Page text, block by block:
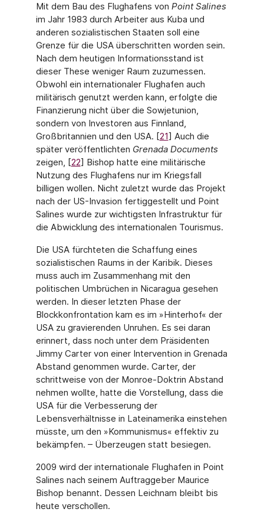
Mit dem Bau des Flughafens von Point Salines
im Jahr 1983 durch Arbeiter aus Kuba und
anderen sozialistischen Staaten soll eine
Grenze für die USA überschritten worden sein.
Nach dem heutigen Informationsstand ist
dieser These weniger Raum zuzumessen.
Obwohl ein internationaler Flughafen auch
militärisch genutzt werden kann, erfolgte die
Finanzierung nicht über die Sowjetunion,
sondern von Investoren aus Finnland,
Großbritan­nien und den USA. [​​​​​​​21] Auch die
später veröffentlichten Grenada Documents
zeigen, [22] Bishop hatte eine militärische
Nutzung des Flughafens nur im Kriegsfall
billigen wollen. Nicht zuletzt wurde das Projekt
nach der US-Invasion fertiggestellt und Point
Salines wurde zur wichtigsten Infrastruktur für
die Abwicklung des internationalen Tourismus.
Die USA fürchteten die Schaffung eines
sozialistischen Raums in der Karibik. Dieses
muss auch im Zusammenhang mit den
politischen Umbrüchen in Nicaragua gesehen
werden. In dieser letzten Phase der
Blockkonfrontation kam es im »Hinterhof« der
USA zu gravieren­den Unruhen. Es sei daran
erinnert, dass noch unter dem Präsidenten
Jimmy Carter von einer Intervention in Grenada
Abstand genommen wurde. Carter, der
schrittweise von der Monroe-Doktrin Abstand
nehmen wollte, hatte die Vorstellung, dass die
USA für die Ver­besserung der
Lebensverhältnisse in Lateinamerika einstehen
müsste, um den »Kommu­nismus« effektiv zu
bekämpfen. – Überzeugen statt besiegen.
2009 wird der internationale Flughafen in Point
Salines nach seinem Auftraggeber Maurice
Bishop benannt. Dessen Leichnam bleibt bis
heute verschollen.